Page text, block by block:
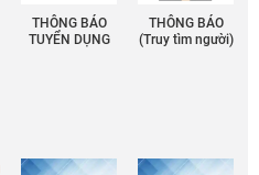
THÔNG BÁO
TUYỂN DỤNG
THÔNG BÁO
(Truy tìm người)